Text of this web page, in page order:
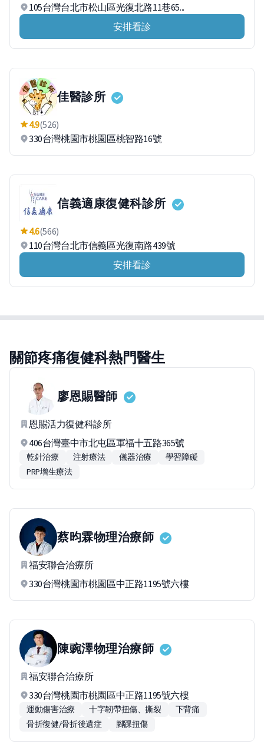
105台灣台北市松山區光復北路11巷65...
安排看診
佳醫診所
4.9(526)
330台灣桃園市桃園區桃智路16號
信義適康復健科診所
4.6(566)
110台灣台北市信義區光復南路439號
安排看診
關節疼痛復健科熱門醫生
廖恩賜醫師
恩賜活力復健科診所
406台灣臺中市北屯區軍福十五路365號
乾針治療 注射療法 儀器治療
學習障礙
PRP增生療法
蔡昀霖物理治療師
福安聯合治療所
330台灣桃園市桃園區中正路1195號六樓
陳豌澤物理治療師
福安聯合治療所
330台灣桃園市桃園區中正路1195號六樓
運動傷害治療 十字韌帶扭傷、撕裂
下背痛
骨折復健/骨折後遺症
腳踝扭傷